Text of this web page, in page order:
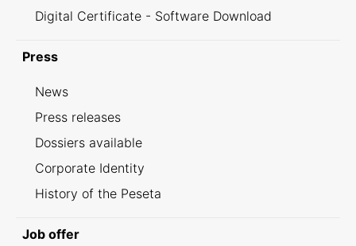
Digital Certificate - Software Download
Press
News
Press releases
Dossiers available
Corporate Identity
History of the Peseta
Job offer